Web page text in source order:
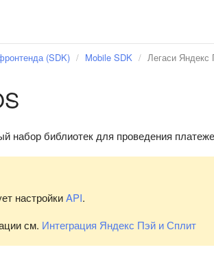
Личный кабинет
Создание платежа
Возврат платежей
Продвижение
(SDK) Mobile SDK Легаси Яндекс
набор библиотек для проведения
настройкиAPI.
см. Интеграция Яндекс Пэй и Сплит